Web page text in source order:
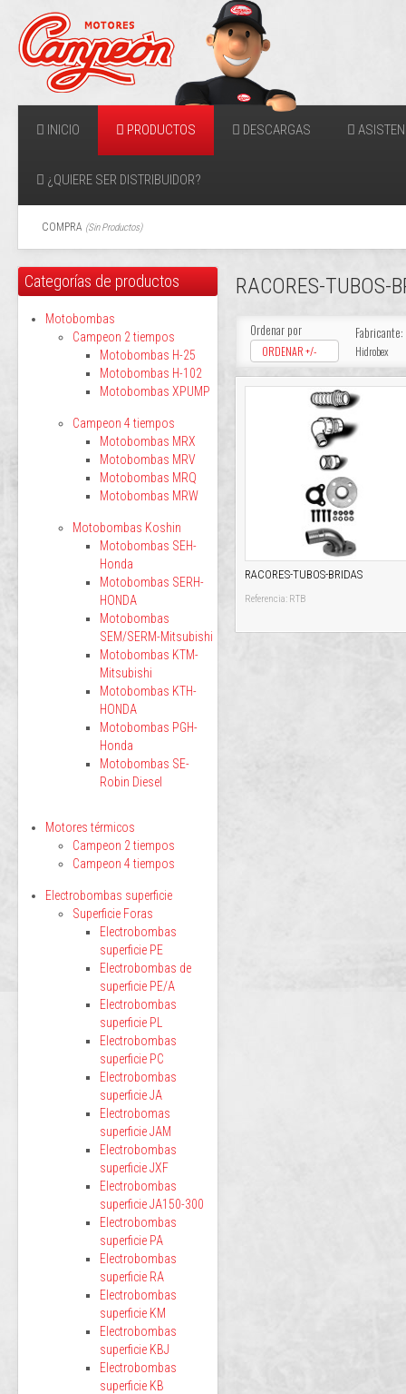
INICIO PRODUCTOS DESCARGAS
¿QUIERE SER DISTRIBUIDOR?
COMPRA (Sin Productos)
RACORES-TUBOS-
Ordenar por
ORDENAR +/-
Fabricante:
Hidrobex
RACORES-TUBOS-BRIDAS
Referencia: RTB
Categorías de productos
Motobombas
Campeon 2 tiempos
Motobombas H-25
Motobombas H-102
Motobombas XPUMP
Campeon 4 tiempos
Motobombas MRX
Motobombas MRV
Motobombas MRQ
Motobombas MRW
Motobombas Koshin
Motobombas SEH-
Honda
Motobombas SERH-
HONDA
Motobombas
SEM/SERM-Mitsubishi
Motobombas KTM-
Mitsubishi
Motobombas KTH-
HONDA
Motobombas PGH-
Honda
Motobombas SE-
Robin Diesel
Motores térmicos
Campeon 2 tiempos
Campeon 4 tiempos
Electrobombas superficie
Superficie Foras
Electrobombas
superficie PE
Electrobombas de
superficie PE/A
Electrobombas
superficie PL
Electrobombas
superficie PC
Electrobombas
superficie JA
Electrobomas
superficie JAM
Electrobombas
superficie JXF
Electrobombas
superficie JA150-300
Electrobombas
superficie PA
Electrobombas
superficie RA
Electrobombas
superficie KM
Electrobombas
superficie KBJ
Electrobombas
superficie KB